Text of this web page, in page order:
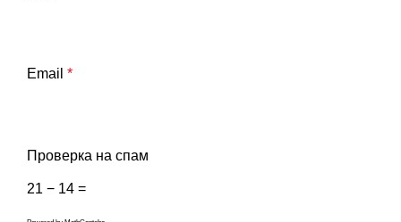
Email *
Проверка на спам
21 − 14 =